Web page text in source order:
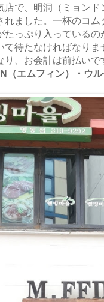
店で、明洞（ミョン
れました。一杯のコ
たっぷり入っている
て待たなければなり
り、お会計は前払いで
（エムフィン）・ウ